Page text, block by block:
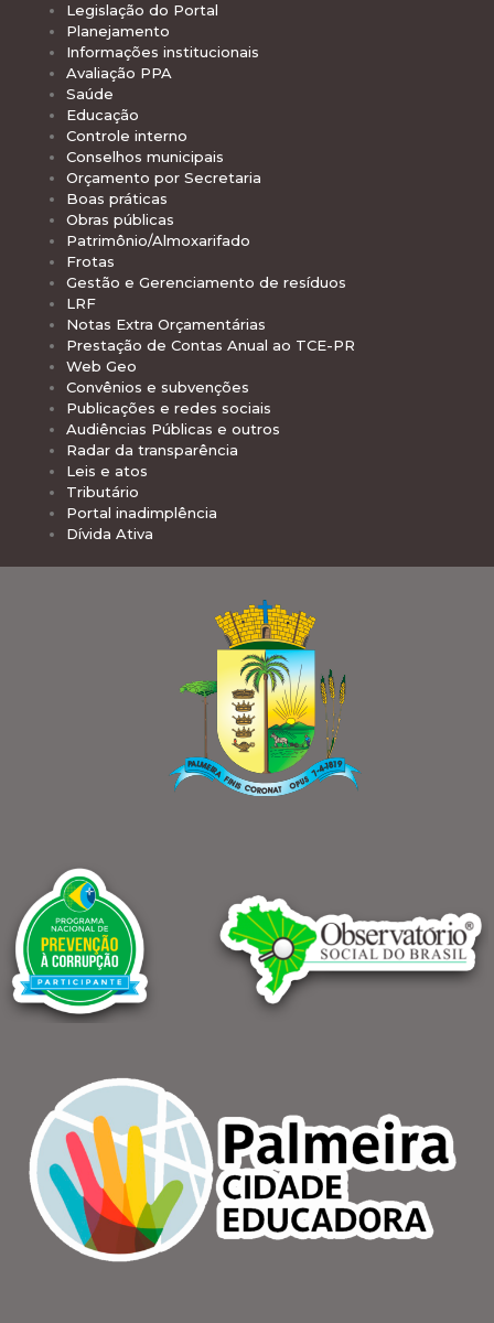
Legislação do Portal
Planejamento
Informações institucionais
Avaliação PPA
Saúde
Educação
Controle interno
Conselhos municipais
Orçamento por Secretaria
Boas práticas
Obras públicas
Patrimônio/Almoxarifado
Frotas
Gestão e Gerenciamento de resíduos
LRF
Notas Extra Orçamentárias
Prestação de Contas Anual ao TCE-PR
Web Geo
Convênios e subvenções
Publicações e redes sociais
Audiências Públicas e outros
Radar da transparência
Leis e atos
Tributário
Portal inadimplência
Dívida Ativa